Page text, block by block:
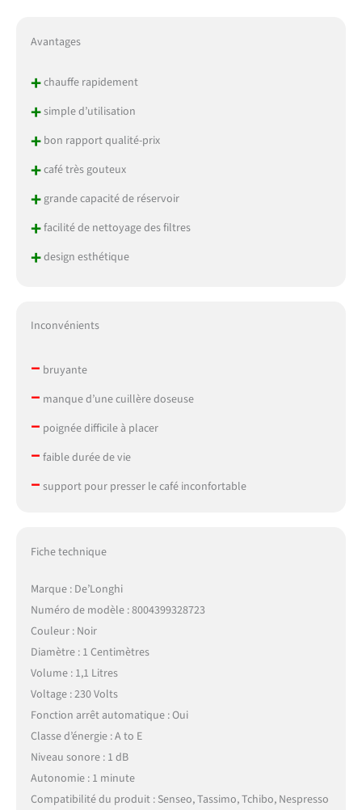
Avantages
+chauffe rapidement
+simple d’utilisation
+bon rapport qualité-prix
+café très gouteux
+grande capacité de réservoir
+facilité de nettoyage des filtres
+design esthétique
Inconvénients
– bruyante
– manque d’une cuillère doseuse
– poignée difficile à placer
– faible durée de vie
– support pour presser le café inconfortable
Fiche technique
Marque : De’Longhi
Numéro de modèle : 8004399328723
Couleur : Noir
Diamètre : 1 Centimètres
Volume : 1,1 Litres
Voltage : 230 Volts
Fonction arrêt automatique : Oui
Classe d’énergie : A to E
Niveau sonore : 1 dB
Autonomie : 1 minute
Compatibilité du produit : Senseo, Tassimo, Tchibo, Nespresso